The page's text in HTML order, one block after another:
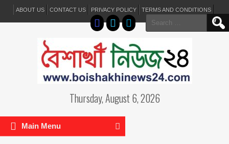
ABOUT US CONTACT US PRIVACY POLICY TERMS AND CONDITIONS
Search
for:
Thursday, August 6, 2026
Main Menu